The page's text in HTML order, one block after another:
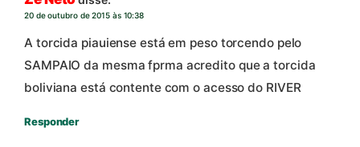
20 de outubro de 2015 às 10:38
A torcida piauiense está em peso torcendo pelo
SAMPAIO da mesma fprma acredito que a torcida
boliviana está contente com o acesso do RIVER
Responder